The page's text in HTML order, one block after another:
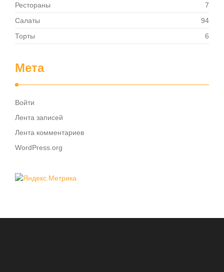
Рестораны
7
Салаты
94
Торты
6
Мета
Войти
Лента записей
Лента комментариев
WordPress.org